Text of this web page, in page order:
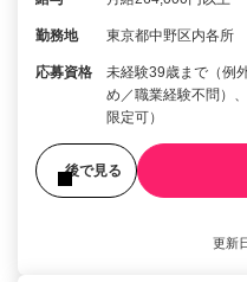
勤務地 東京都中野区内各所
応募資格
未経験39歳まで（例
め／職業経験不問）
限定可）
後で見る
更新